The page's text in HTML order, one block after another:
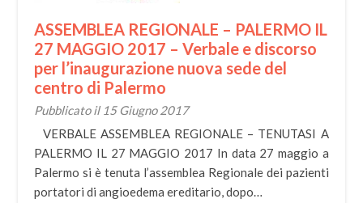
ASSEMBLEA REGIONALE – PALERMO IL
27 MAGGIO 2017 – Verbale e discorso
per l’inaugurazione nuova sede del
centro di Palermo
Pubblicato il 15 Giugno 2017
VERBALE ASSEMBLEA REGIONALE – TENUTASI A
PALERMO IL 27 MAGGIO 2017 In data 27 maggio a
Palermo si è tenuta l’assemblea Regionale dei pazienti
portatori di angioedema ereditario, dopo…